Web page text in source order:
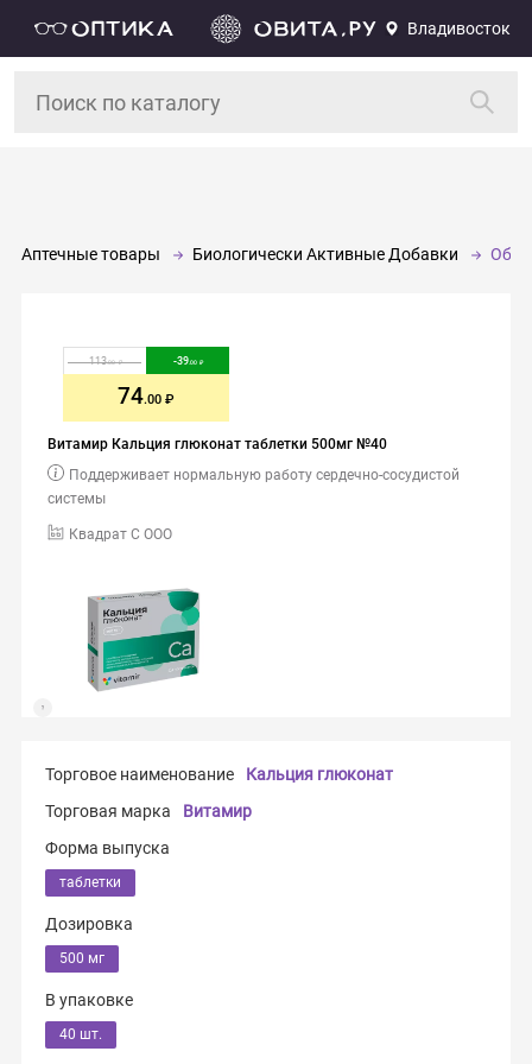
Владивосток
Аптечные товары Биологически Активные Добавки
Витамир Кальция глюконат таблетки 500мг №40
Квадрат С ООО
Поддерживает нормальную работу сердечно-сосудистой
системы
113.00 -39.00
74.00
Торговое наименование
Кальция глюконат
Торговая марка
Витамир
Форма выпуска
таблетки
Дозировка
500 мг
В упаковке
40 шт.